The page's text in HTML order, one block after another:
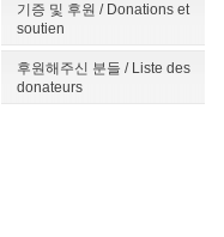
기증 및 후원 / Donations et
soutien
후원해주신 분들 / Liste des
donateurs